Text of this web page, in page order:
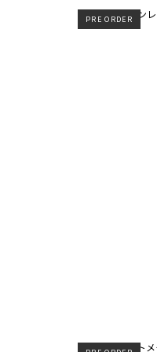
PRE ORDER